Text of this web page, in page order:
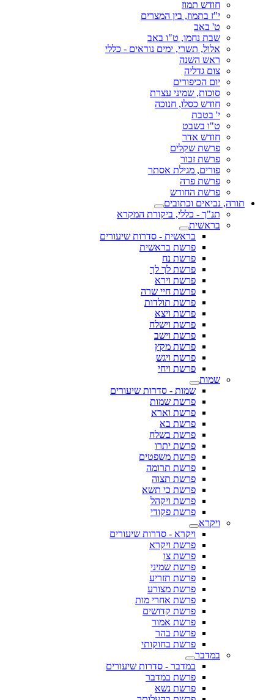
חודש תמוז
י"ז בתמוז, בין המצרים
ט' באב
שבת נחמו, ט"ו באב
אלול, תשרי, ימים נוראים - כללי
ראש השנה
צום גדליה
יום הכיפורים
סוכות, שמיני עצרת
חודש כסלו, חנוכה
י' בטבת
ט"ו בשבט
חודש אדר
פרשת שקלים
פרשת זכור
פורים, מגילת אסתר
פרשת פרה
פרשת החודש
תורה, נביאים וכתובים
תנ"ך - כללי, ביקורת המקרא
בראשית
בראשית - סדרות שיעורים
פרשת בראשית
פרשת נח
פרשת לך לך
פרשת וירא
פרשת חיי שרה
פרשת תולדות
פרשת ויצא
פרשת וישלח
פרשת וישב
פרשת מקץ
פרשת ויגש
פרשת ויחי
שמות
שמות - סדרות שיעורים
פרשת שמות
פרשת וארא
פרשת בא
פרשת בשלח
פרשת יתרו
פרשת משפטים
פרשת תרומה
פרשת תצוה
פרשת כי תשא
פרשת ויקהל
פרשת פקודי
ויקרא
ויקרא - סדרות שיעורים
פרשת ויקרא
פרשת צו
פרשת שמיני
פרשת תזריע
פרשת מצורע
פרשת אחרי מות
פרשת קדושים
פרשת אמור
פרשת בהר
פרשת בחוקותי
במדבר
במדבר - סדרות שיעורים
פרשת במדבר
פרשת נשא